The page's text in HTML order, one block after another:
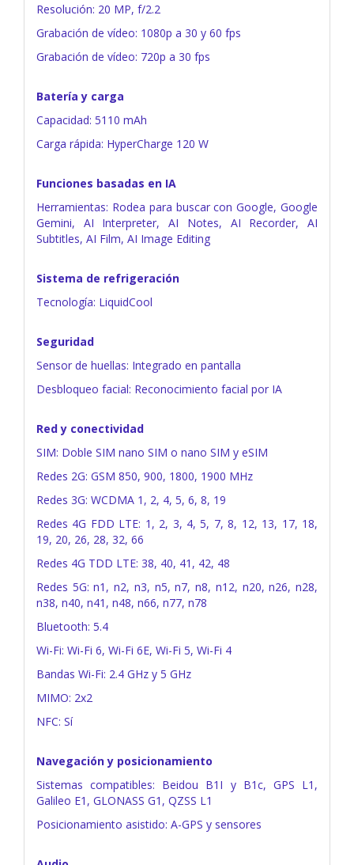
Resolución: 20 MP, f/2.2
Grabación de vídeo: 1080p a 30 y 60 fps
Grabación de vídeo: 720p a 30 fps
Batería y carga
Capacidad: 5110 mAh
Carga rápida: HyperCharge 120 W
Funciones basadas en IA
Herramientas: Rodea para buscar con Google, Google
Gemini, AI Interpreter, AI Notes, AI Recorder, AI
Subtitles, AI Film, AI Image Editing
Sistema de refrigeración
Tecnología: LiquidCool
Seguridad
Sensor de huellas: Integrado en pantalla
Desbloqueo facial: Reconocimiento facial por IA
Red y conectividad
SIM: Doble SIM nano SIM o nano SIM y eSIM
Redes 2G: GSM 850, 900, 1800, 1900 MHz
Redes 3G: WCDMA 1, 2, 4, 5, 6, 8, 19
Redes 4G FDD LTE: 1, 2, 3, 4, 5, 7, 8, 12, 13, 17, 18,
19, 20, 26, 28, 32, 66
Redes 4G TDD LTE: 38, 40, 41, 42, 48
Redes 5G: n1, n2, n3, n5, n7, n8, n12, n20, n26, n28,
n38, n40, n41, n48, n66, n77, n78
Bluetooth: 5.4
Wi-Fi: Wi-Fi 6, Wi-Fi 6E, Wi-Fi 5, Wi-Fi 4
Bandas Wi-Fi: 2.4 GHz y 5 GHz
MIMO: 2x2
NFC: Sí
Navegación y posicionamiento
Sistemas compatibles: Beidou B1I y B1c, GPS L1,
Galileo E1, GLONASS G1, QZSS L1
Posicionamiento asistido: A-GPS y sensores